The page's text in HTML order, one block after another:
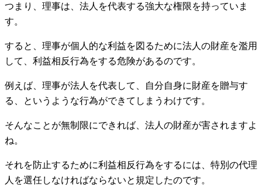
つまり、理事は、法人を代表する強大な権限を持っていま
す。
すると、理事が個人的な利益を図るために法人の財産を濫用
して、利益相反行為をする危険があるのです。
例えば、理事が法人を代表して、自分自身に財産を贈与す
る、というような行為ができてしまうわけです。
そんなことが無制限にできれば、法人の財産が害されますよ
ね。
それを防止するために利益相反行為をするには、特別の代理
人を選任しなければならないと規定したのです。